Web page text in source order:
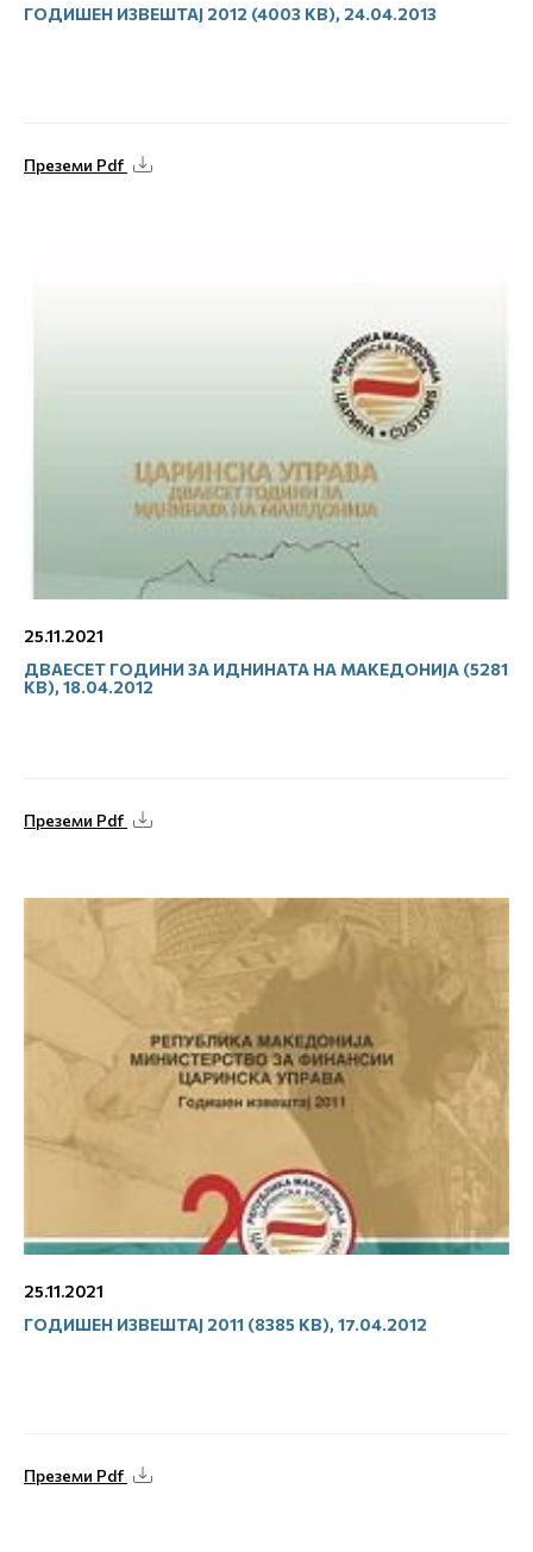
ГОДИШЕН ИЗВЕШТАЈ 2012 (4003 KB), 24.04.2013
Преземи Pdf
25.11.2021
ДВАЕСЕТ ГОДИНИ ЗА ИДНИНАТА НА МАКЕДОНИЈА (5281
KB), 18.04.2012
Преземи Pdf
25.11.2021
ГОДИШЕН ИЗВЕШТАЈ 2011 (8385 KB), 17.04.2012
Преземи Pdf